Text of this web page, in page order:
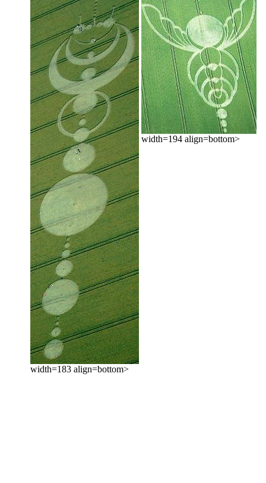
width=183 align=bottom>
width=194 align=bottom>